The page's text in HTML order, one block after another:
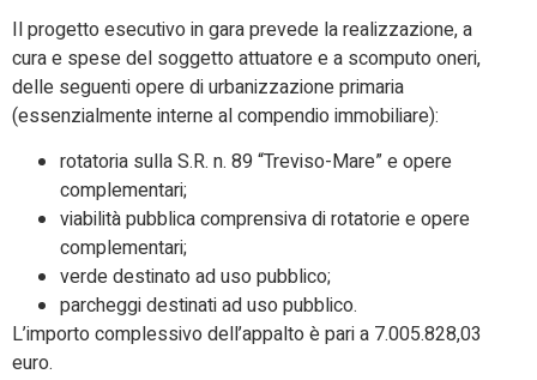
Il progetto esecutivo in gara prevede la realizzazione, a
cura e spese del soggetto attuatore e a scomputo oneri,
delle seguenti opere di urbanizzazione primaria
(essenzialmente interne al compendio immobiliare):
rotatoria sulla S.R. n. 89 “Treviso-Mare” e opere
complementari;
viabilità pubblica comprensiva di rotatorie e opere
complementari;
verde destinato ad uso pubblico;
parcheggi destinati ad uso pubblico.
L’importo complessivo dell’appalto è pari a 7.005.828,03
euro.